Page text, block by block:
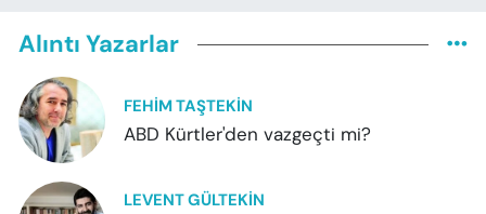
Alıntı Yazarlar
FEHIM TAŞTEKIN
ABD Kürtler'den vazgeçti mi?
LEVENT GÜLTEKIN